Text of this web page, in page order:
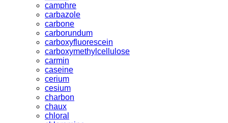
camphre
carbazole
carbone
carborundum
carboxyfluorescein
carboxymethylcellulose
carmin
caseine
cerium
cesium
charbon
chaux
chloral